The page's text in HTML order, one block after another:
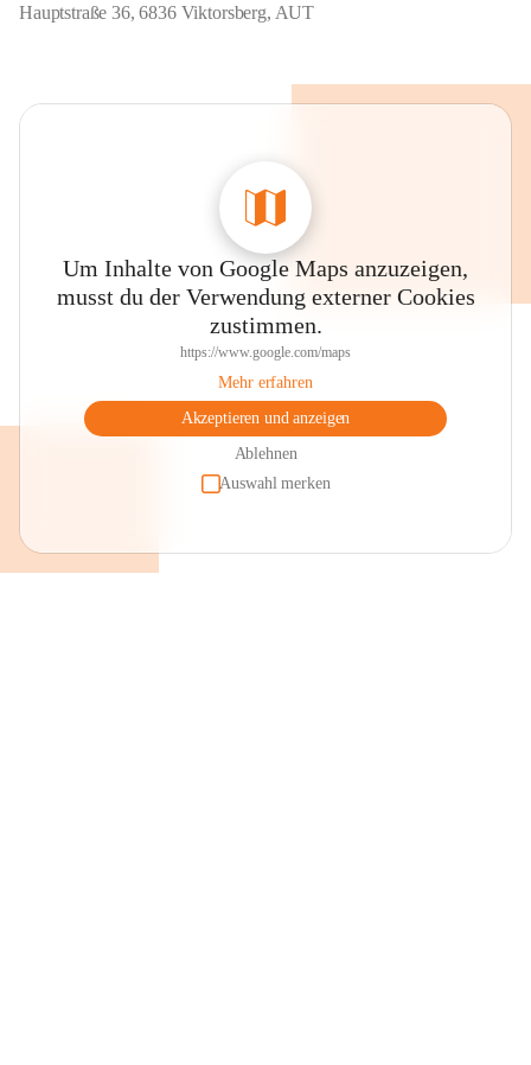
Hauptstraße 36, 6836 Viktorsberg, AUT
Um Inhalte von Google Maps anzuzeigen,
musst du der Verwendung externer Cookies
zustimmen.
https://www.google.com/maps
Mehr erfahren
Akzeptieren und anzeigen
Ablehnen
Auswahl merken